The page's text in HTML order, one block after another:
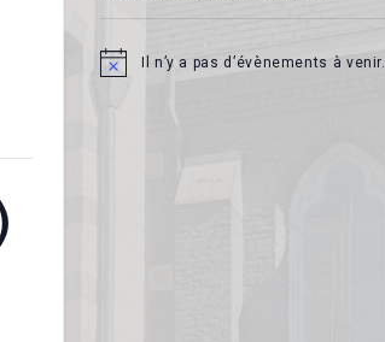
NoticeIl n’y a pas d’évènements à venir.